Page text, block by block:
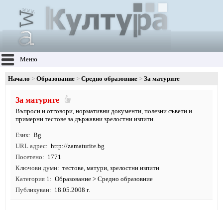
Меню
Начало Образование Средно образовние За матурите
За матурите
Въпроси и отговори, нормативни документи, полезни съвети и
примерни тестове за държавни зрелостни изпити.
Език
Bg
URL адрес
http://zamaturite.bg
Посетено
1771
Ключови думи
тестове, матури, зрелостни изпити
Категория 1
Образование > Средно образовние
Публикуван
18.05.2008 г.